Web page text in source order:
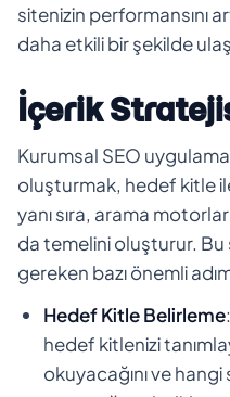
sitenizin performansını
daha etkili bir şekilde
İçerik
Kurumsal SEO
oluşturmak, hedef kitle
yanı sıra, arama
da temelini oluşturur.
gereken bazı önemli
Hedef Kitle Belirleme
hedef kitlenizi
okuyacağını ve